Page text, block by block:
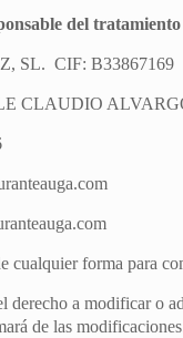
del
SL. CIF: B33867169
CLAUDIO
cualquier forma para
derecho a modificar o
de las